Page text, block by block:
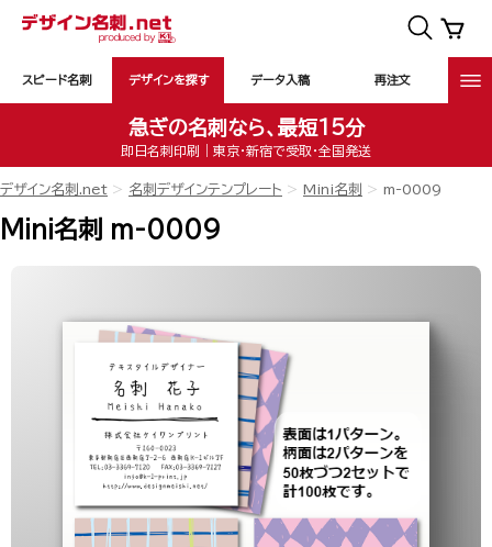
スピード名刺 デザインを探す データ入稿 再注文
急ぎの名刺なら、最短15分
即日名刺印刷｜東京・新宿で受取・全国発送
デザイン名刺.net 名刺デザインテンプレート Mini名刺 m-0009
Mini名刺 m-0009